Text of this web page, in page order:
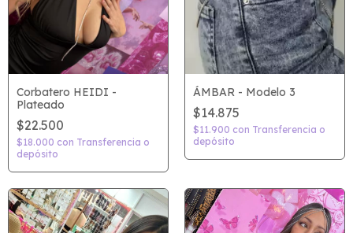
Corbatero HEIDI -
Plateado
$22.500
$18.000 con Transferencia o
depósito
ÁMBAR - Modelo 3
$14.875
$11.900 con Transferencia o
depósito